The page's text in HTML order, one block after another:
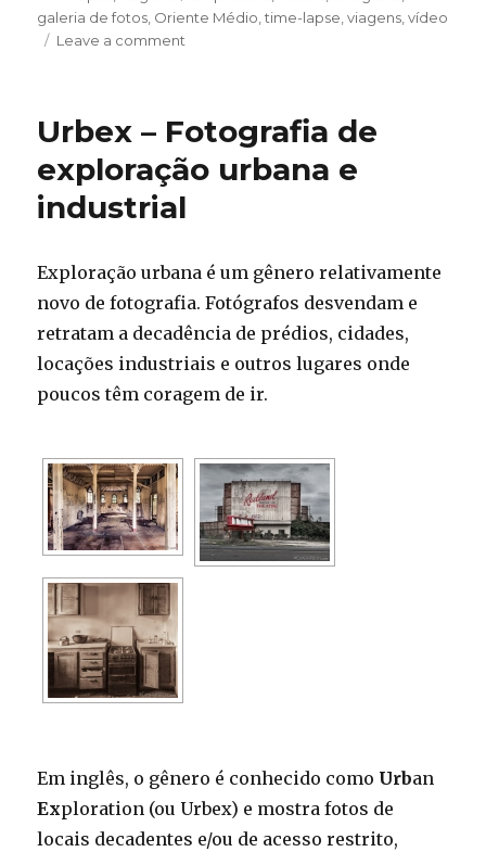
galeria de fotos Oriente Médio ,time-lapse ,viagens ,vídeo
Leave a comment
Catar
Urbex – Fotografia de
exploração urbana e
industrial
Exploração urbana é um gênero relativamente
novo de fotografia. Fotógrafos desvendam e
retratam a decadência de prédios, cidades,
locações industriais e outros lugares onde
poucos têm coragem de ir.
Em inglês, o gênero é conhecido como Urban
Exploration (ou Urbex) e mostra fotos de
locais decadentes e/ou de acesso restrito,